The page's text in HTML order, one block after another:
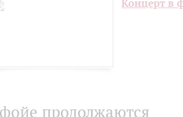
Концерт в
продолжаются